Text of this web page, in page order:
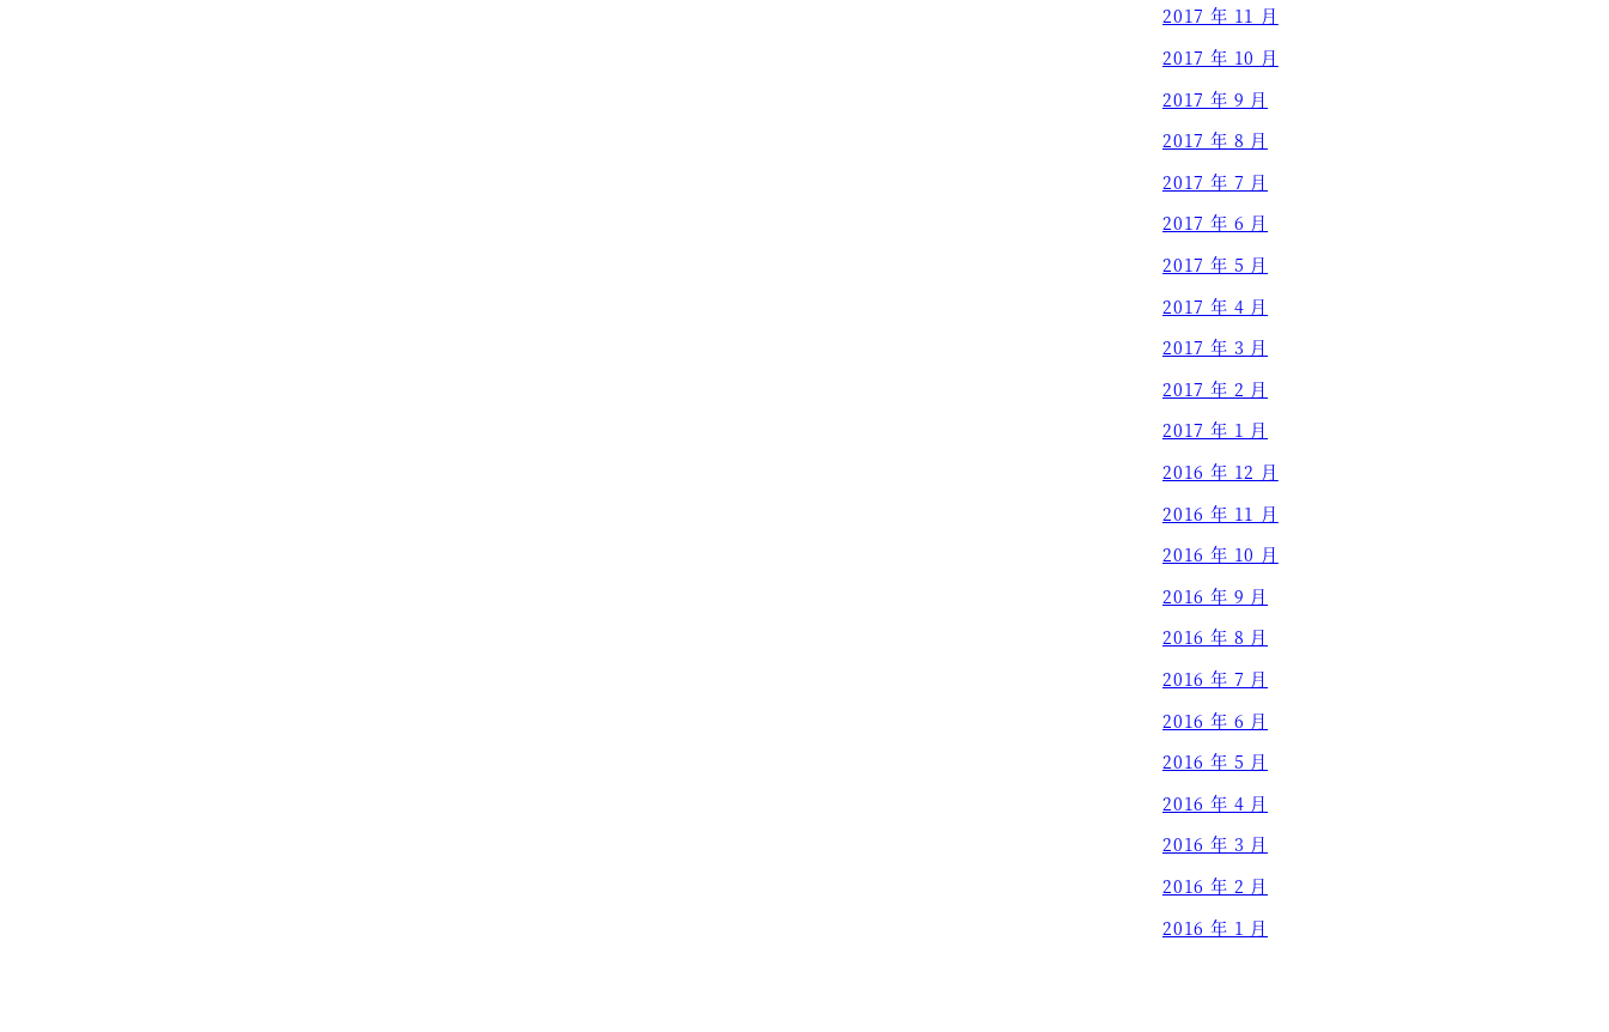
2017 年 11 月
2017 年 10 月
2017 年 9 月
2017 年 8 月
2017 年 7 月
2017 年 6 月
2017 年 5 月
2017 年 4 月
2017 年 3 月
2017 年 2 月
2017 年 1 月
2016 年 12 月
2016 年 11 月
2016 年 10 月
2016 年 9 月
2016 年 8 月
2016 年 7 月
2016 年 6 月
2016 年 5 月
2016 年 4 月
2016 年 3 月
2016 年 2 月
2016 年 1 月